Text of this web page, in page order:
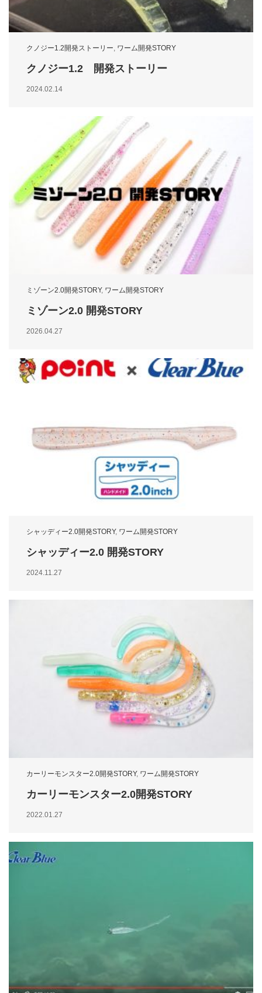
クノジー1.2開発ストーリー, ワーム開発STORY
クノジー1.2 開発ストーリー
2024.02.14
ミゾーン2.0開発STORY, ワーム開発STORY
ミゾーン2.0 開発STORY
2026.04.27
シャッディー2.0開発STORY, ワーム開発STORY
シャッディー2.0 開発STORY
2024.11.27
カーリーモンスター2.0開発STORY, ワーム開発STORY
カーリーモンスター2.0開発STORY
2022.01.27